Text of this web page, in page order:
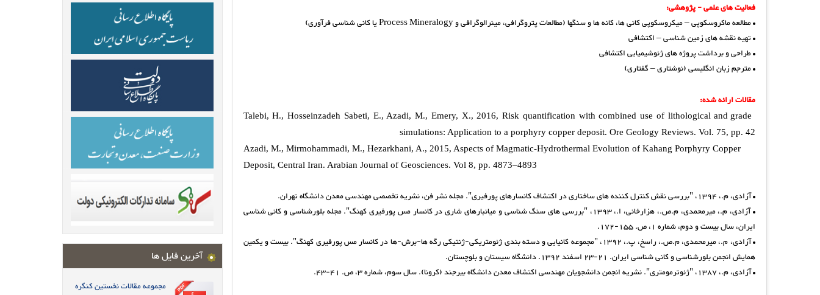
فعالیت های علمی - پژوهشی:
• مطالعه ماکروسکوپی – میکروسکوپی کانی ها، کانه ها و سنگها (مطالعات پتروگرافی، مینرالوگرافی و Process Mineralogy یا کانی شناسی فرآوری)
• تهیه نقشه های زمین شناسی – اکتشافی
• طراحی و برداشت پروژه های ژئوشیمیایی اکتشافی
• مترجم زبان انگلیسی (نوشتاری – گفتاری)
مقالات ارائه شده:
Talebi, H., Hosseinzadeh Sabeti, E., Azadi, M., Emery, X., 2016, Risk quantification with combined use of lithological and grade
simulations: Application to a porphyry copper deposit. Ore Geology Reviews. Vol. 75, pp. 42
Azadi, M., Mirmohammadi, M., Hezarkhani, A., 2015, Aspects of Magmatic-Hydrothermal Evolution of Kahang Porphyry Copper
Deposit, Central Iran. Arabian Journal of Geosciences. Vol 8, pp. 4873–4893
• آزادی، م.، 1394، "بررسی نقش کنترل کننده های ساختاری در اکتشاف کانسارهای پورفیری". مجله نشر فن، نشریه تخصصی مهندسی معدن دانشگاه تهران.
• آزادی، م.، میرمحمدی، م.ص.، هزارخانی، ا.، 1393، "بررسی های سنگ شناسی و میانبارهای شاری در کانسار مس پورفیری کهنگ". مجله بلورشناسی و کانی شناسی
ایران، سال بیست و دوم، شماره 1، ص. 155-172.
• آزادی، م.، میرمحمدی، م.ص.، راسخ، پ.، 1392، "مجموعه کانیایی و دسته بندی ژئومتریکی-ژنتیکی رگه ها-برش-ها در کانسار مس پورفیری کهنگ". بیست و یکمین
همایش انجمن بلورشناسی و کانی شناسی ایران. 21-23 اسفند 1392. دانشگاه سیستان و بلوچستان.
• آزادی، م.، 1387، "ژئوترمومتری". نشریه انجمن دانشجویان مهندسی اکتشاف معدن دانشگاه بیرجند (کرونا). سال سوم، شماره 3، ص. 41-43.
آخرین فایل ها
مجموعه مقالات نخستین کنگره